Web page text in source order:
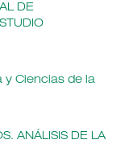
DE
y Ciencias de la
ANÁLISIS DE LA